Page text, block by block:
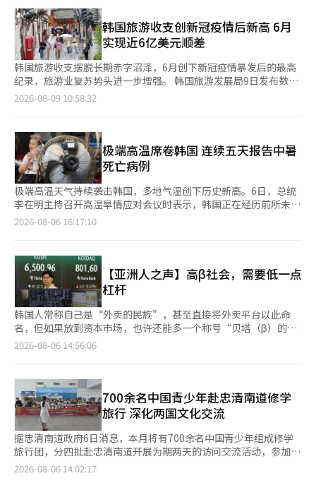
券等。 除了夜间观影外，电影院的体验还延伸至阅读及文化讲座
等领域。CGV推出了与《奥德赛》原著相关的阅读活动。8月10
日，CGV将在龙山Stressless Cinema举办“CGV读书会”，邀请
参与者共同阅读《奥德赛》原作，参与者可在活动结束后将选择一
本阅读空间中的书带回家。 Megabox则推出了“Cine
Docent”文化讲座，通过艺术作品讲解《奥德赛》背后的希腊罗
马神话。活动不仅通过西方艺术名作介绍希腊神话中的人物与事
件，还围绕荷马史诗《奥德赛》和《伊利亚特》进行概要讲解，帮
Megabox方面表示，观众可以在大银幕上欣赏与《奥德赛》相关
的希腊罗马神话和西方美术史名作，在观看电影之前提前了解必要
的背景知识，从而更加深入、丰富地理解影片。 业内认为，在高
温天气与观影需求恢复的双重推动下，韩国影院正从单纯的电影放
映场所向集避暑、娱乐、阅读、文化教育和休闲于一体的复合型文
化空间转型。随着消费者越来越重视体验而非单一消费，未来电影
院能否通过电影之外的内容和服务创造新的消费场景，也可能成为
影院行业竞争的重要方向。
缓，韩国国内要求企业扩大利益分配的呼声日益高涨，加上中国存
储器企业加速追赶，三星电子和SK海力士下半年仍面临不小的挑
战。 据半导体业界9日消息，三星电子第二季度营业利润为
89.4924万亿韩元，SK海力士为60.5426万亿韩元，两家公司合计
达到150.035万亿韩元。继第一季度实现合计94.8431万亿韩元的
营业利润之后，第二季度正式突破150万亿韩元。 证券市场对第三
季度的预期较为乐观，认为有望创下单季营业利润超200万亿韩元
的历史纪录。韩联社旗下金融数据机构Yonhap Infomax对近一个
润市场一致预期分别为115.0651万亿韩元和79.4198万亿韩元，合
计达到194.4849万亿韩元，逼近200万亿韩元大关。 推动半导体企
业业绩改善的核心因素仍是存储器市场供需紧张及产品价格上涨。
市场调查机构Trend Force预计，在7月DRAM和NAND价格均创历
史新高的情况下，第三季度电脑显示器用DRAM价格将环比上涨
15%至20%。 三星电子近期表示，今年第二季度DRAM和NAND的
平均销售价格（ASP）分别较第一季度上涨约40%和60%以上，明
年需求与供应之间的缺口将进一步扩大。 谷歌母公司Alphabet、
并再次表示将持续扩大人工智能（AI）领域的资本支出。随着AI产
业快速扩张，对高性能存储器产品，尤其是高带宽内存（HBM）
的需求持续增长，市场普遍预计三星电子和SK海力士的业绩改善
趋势短期内仍将延续。 不过，与上半年相比，两家公司下半年的
利润增幅可能有所放缓。市场预计，今年第四季度三星电子和SK
海力士合计营业利润将达到约210万亿韩元，相比此前每个季度大
幅增加约50万亿韩元的趋势，后续增幅可能缩小至10万亿至20万
亿韩元。 业内分析称，这与近年来半导体企业越来越重视长期供
性。 近期市场甚至出现SK海力士向英伟达供应HBM的新合同价格
明显低于市场预期的传闻，并一度导致SK海力士股价下跌。对
此，SK海力士方面矢口否认。 企业盈利持续增加的同时，韩国国
内要求扩大企业利润分配的声音也越来越大。三星电子和SK海力
士目前分别计划按照营业利润的10.5%和10%发放绩效奖金，并计
划进一步扩大股东回报。韩国劳工界要求将半导体行业超额利润进
行社会再分配的呼声也在增强。 韩元升值同样可能成为影响企业
韩国旅游收支创新冠疫情后新高 6月
实现近6亿美元顺差
韩国旅游收支摆脱长期赤字沼泽，6月创下新冠疫情暴发后的最高
纪录，旅游业复苏势头进一步增强。 韩国旅游发展局9日发布数据
显示，今年6月韩国旅游收支实现5.966亿美元顺差，与去年6月
处于赤字状态，直至今年3月才扭亏为盈。 从全年数据来看，韩国
2023年至去年分别录得103.826亿美元、102.072亿美元和
107.604亿美元的赤字，连续三年赤字超过100亿美元。 今年年
初，韩国旅游收支仍未摆脱亏损局面。1月和2月分别录得14.034
亿美元和10.993亿美元的赤字。但3月开始实现2.638亿美元顺差，
4月进一步实现1.599亿美元顺差，5月顺差扩大至2.205亿美元。6
月顺差接近6亿美元，呈现持续扩大的趋势。 6月的旅游收支顺差
规模仅次于2008年10月的6.615亿美元，创下韩国历史上第二高水
于21.874亿美元的旅游支出。访韩外国游客人均消费约1397美
元，高于韩国出境游客人均1091美元的支出。 专家分析称，韩国
旅游收支持续改善与韩国文化影响力不断扩大密切相关。韩流、以
及韩国美食、美妆等领域在海外持续受到关注，进一步提升了韩国
作为旅游目的地的国际吸引力。 汉阳大学旅游专业教授金南祚表
示，韩国旅游收支转为顺差，很大程度上得益于以K-POP为代表的
韩国大众文化以及美食等多个领域的国际形象达到较高水平。 不
过，他同时指出，要维持目前的旅游顺差，韩国旅游政策不能继续
小城市转移。韩国应扩大主要海外国家与韩国地方机场之间的直飞
航线，即使短期内尚未形成足够客流，也应持续维持航线运营。同
时，还需要在地方建设能够吸引外国游客的高品质住宿设施，并进
一步完善旅游信息服务，为海外游客提供准确、便利的旅游信息。
2026-08-09 10:58:32
极端高温席卷韩国 连续五天报告中暑
死亡病例
极端高温天气持续袭击韩国，多地气温创下历史新高。6日，总统
李在明主持召开高温旱情应对会议时表示，韩国正在经历前所未有
的极端酷暑天气，未来一段时间仍可能持续，要求中央及地方政府
各部门必须以高度戒备状态启动全方位应急响应机制，针对极端气
候完善应对措施，全力降低灾害影响。 李在明要求各部门和地方
政府充分调配人员和资源，加强对独居老人、棚户区居民等弱势群
体的关怀，上门为无法正常使用制冷设施的人员提供帮助。同时，
加强建筑工地等户外作业场所巡查，严格落实高温时段停工或休息
制度，确保劳动者安全。此外，还要做好畜牧业、渔业和农业生产
防灾工作，加强道路、铁路等基础设施安全检查，并保障电力稳定
供应。 持续极端高温天气正不断推高中暑等高温相关疾病的发病
名高温相关疾病患者被送往急诊室，其中1人死亡。这也是韩国今
夏首次连续五天出现高温相关死亡病例，连续三天单日新增患者超
过200人。 截至5日，自今年5月15日启动高温相关疾病监测系统
以来，已累计报告患者2665人，死亡23人，已超过去年同期的21
人。 统计显示，高温相关疾病患者中，男性占77.5%，65岁及以
上老年人占33.8%。从疾病类型来看，热衰竭最为常见，占
62.3%；其次为热射病（16.9%）、热痉挛（11.1%）和热晕厥
（8.4%）。约77.4%的病例发生在户外，其中建筑工地等工作场
2026-08-06 16:17:10
【亚洲人之声】高β社会，需要低一点
杠杆
韩国人常称自己是“外卖的民族”，甚至直接将外卖平台以此命
名，但如果放到资本市场，也许还能多一个称号“贝塔（β）的民
族”。 所谓“贝塔”，简单来说就是对市场波动的敏感程度。贝
今的杠杆ETF，几乎每一代“顶流金融商品”都曾掀起全民追逐高
收益的热潮，也为此交了不少昂贵的学费。 十多年前，韩国衍生
品市场交易火爆，甚至一度位居全球第一。由于投机交易过于活
跃，还曾出现“尾巴摇狗”（Wag the Dog）现象，即衍生品反过
来影响现货市场。2010年的“德意志证券期权事件”更让监管层
意识到风险，随后提高保证金、加强投资者教育、收紧交易规则，
一系列措施才逐渐让市场恢复平稳。 今年韩国推出三星电子、SK
海力士等单一股票两倍杠杆ETF后，市场波动迅速放大。由于做市
2026-08-06 14:56:06
700余名中国青少年赴忠清南道修学
旅行 深化两国文化交流
据忠清南道政府6日消息，本月将有700余名中国青少年组成修学
旅行团，分四批赴忠清南道开展为期两天的访问交流活动，参加文
化艺术交流和特色体验项目，进一步深化中韩青少年交流，并带动
2026-08-06 14:02:17